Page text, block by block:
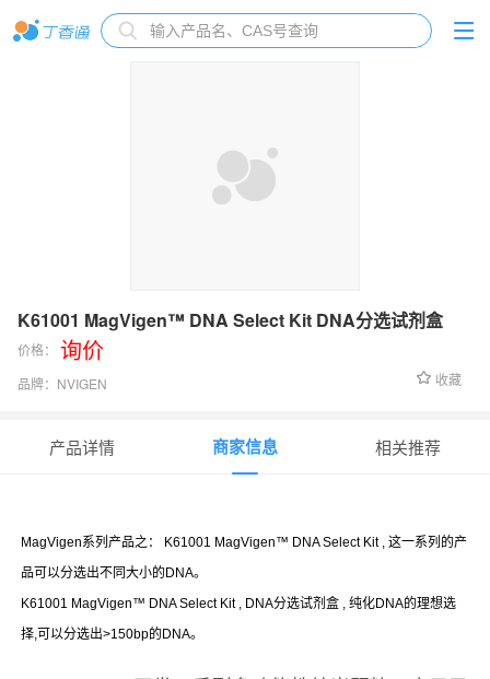
K61001 MagVigen™ DNA Select Kit DNA分选试剂盒
价格： 询价
品牌： NVIGEN 收藏
产品详情 商家信息 相关推荐
MagVigen系列产品之： K61001 MagVigen™ DNA Select Kit , 这一系列的产
品可以分选出不同大小的DNA。
K61001 MagVigen™ DNA Select Kit , DNA分选试剂盒 , 纯化DNA的理想选
择,可以分选出>150bp的DNA。